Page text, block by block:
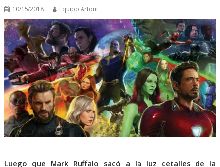
10/15/2018 Equipo Artout
Luego que Mark Ruffalo sacó a la luz detalles de la